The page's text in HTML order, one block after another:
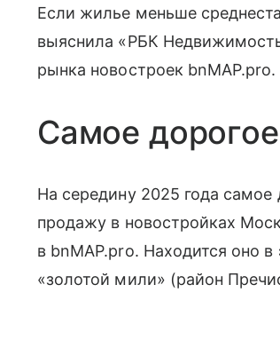
Если жилье меньше
выяснила «РБК
рынка новостроек bnMAP.pro.
Самое
На середину 2025 года
продажу в новостройках
в bnMAP.pro. Находится оно
«золотой мили» (район